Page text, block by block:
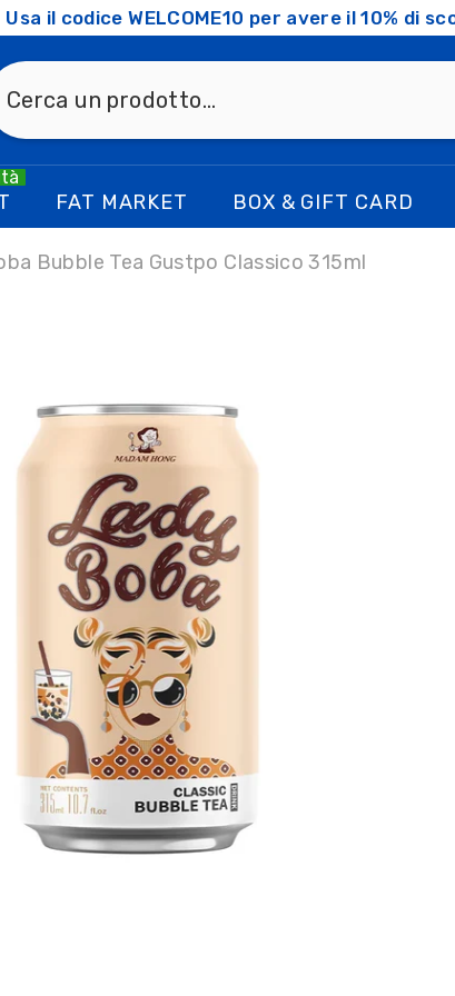
Usa il codice WELCOME10 per avere il 10% di
FAT MARKET BOX & GIFT CARD
Bubble Tea Gustpo Classico 315ml